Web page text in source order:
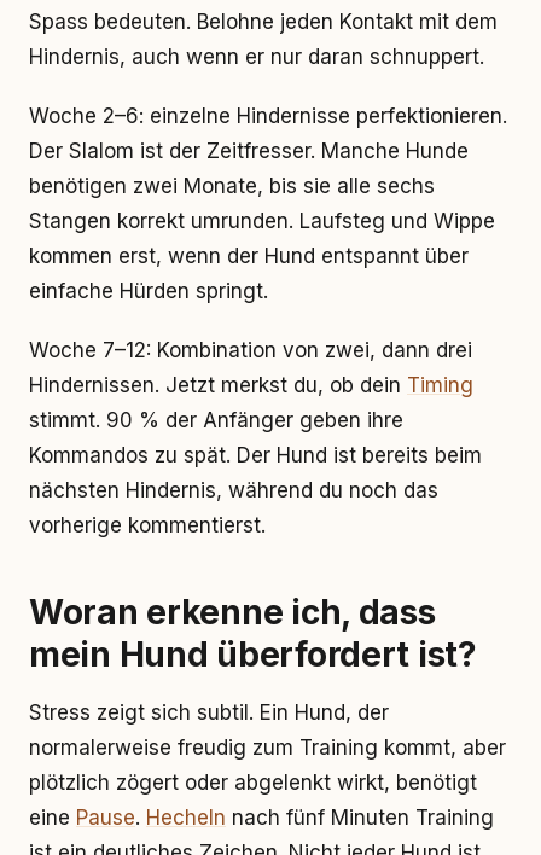
Spass bedeuten. Belohne jeden Kontakt mit dem
Hindernis, auch wenn er nur daran schnuppert.
Woche 2–6: einzelne Hindernisse perfektionieren.
Der Slalom ist der Zeitfresser. Manche Hunde
benötigen zwei Monate, bis sie alle sechs
Stangen korrekt umrunden. Laufsteg und Wippe
kommen erst, wenn der Hund entspannt über
einfache Hürden springt.
Woche 7–12: Kombination von zwei, dann drei
Hindernissen. Jetzt merkst du, ob dein Timing
stimmt. 90 % der Anfänger geben ihre
Kommandos zu spät. Der Hund ist bereits beim
nächsten Hindernis, während du noch das
vorherige kommentierst.
Woran erkenne ich, dass
mein Hund überfordert ist?
Stress zeigt sich subtil. Ein Hund, der
normalerweise freudig zum Training kommt, aber
plötzlich zögert oder abgelenkt wirkt, benötigt
eine Pause. Hecheln nach fünf Minuten Training